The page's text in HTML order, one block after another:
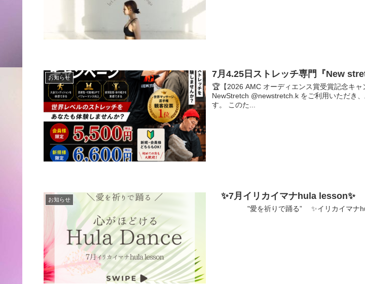
お知らせ 7月4.25日ストレッチ専門『New
🏆【2026 AMC オーディエンス賞受賞記念キャ
NewStretch @newstretch.k をご利用いただき
す。 このた...
お知らせ ✨7月イリカイマナhula lesson✨
"愛を祈りで踊る” ✨イリカイマナ